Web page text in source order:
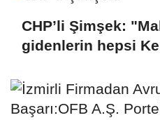
CHP’li Şimşek:
gidenlerin hepsi